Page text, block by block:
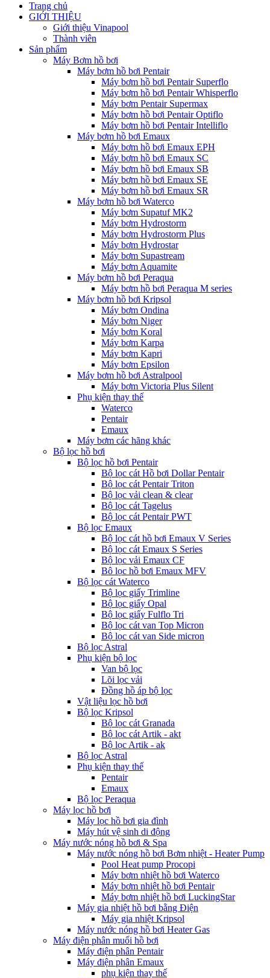
Trang chủ
GIỚI THIỆU
Giới thiệu Vinapool
Thành viên
Sản phẩm
Máy Bơm hồ bơi
Máy bơm hồ bơi Pentair
Máy bơm hồ bơi Pentair Superflo
Máy bơm hồ bơi Pentair Whisperflo
Máy bơm Pentair Supermax
Máy bơm hồ bơi Pentair Optiflo
Máy bơm hồ bơi Pentair Intelliflo
Máy bơm hồ bơi Emaux
Máy bơm hồ bơi Emaux EPH
Máy bơm hồ bơi Emaux SC
Máy bơm hồ bơi Emaux SB
Máy bơm hồ bơi Emaux SE
Máy bơm hồ bơi Emaux SR
Máy bơm hồ bơi Waterco
Máy bơm Supatuf MK2
Máy bơm Hydrostorm
Máy bơm Hydrostorm Plus
Máy bơm Hydrostar
Máy bơm Supastream
Máy bơm Aquamite
Máy bơm hồ bơi Peraqua
Máy bơm hồ bơi Peraqua M series
Máy bơm hồ bơi Kripsol
Máy bơm Ondina
Máy bơm Niger
Máy bơm Koral
Máy bơm Karpa
Máy bơm Kapri
Máy bơm Epsilon
Máy bơm hồ bơi Astralpool
Máy bơm Victoria Plus Silent
Phụ kiện thay thế
Waterco
Pentair
Emaux
Máy bơm các hãng khác
Bộ lọc hồ bơi
Bộ lọc hồ bơi Pentair
Bộ lọc cát Hồ bơi Dollar Pentair
Bộ lọc cát Pentair Triton
Bộ lọc vải clean & clear
Bộ lọc cát Tagelus
Bộ lọc cát Pentair PWT
Bộ lọc Emaux
Bộ lọc cát hồ bơi Emaux V Series
Bộ lọc cát Emaux S Series
Bộ lọc vải Emaux CF
Bô lọc hồ bơi Emaux MFV
Bộ lọc cát Waterco
Bộ lọc giấy Trimline
Bộ lọc giấy Opal
Bộ lọc giấy Fulflo Tri
Bộ lọc cát van Top Micron
Bộ lọc cát van Side micron
Bộ lọc Astral
Phụ kiện bộ lọc
Van bộ lọc
Lõi lọc vải
Đồng hồ áp bộ lọc
Vật liệu lọc hồ bơi
Bộ lọc Kripsol
Bộ lọc cát Granada
Bộ lọc cát Artik - akt
Bộ lọc Artik - ak
Bộ lọc Astral
Phụ kiện thay thế
Pentair
Emaux
Bộ lọc Peraqua
Máy lọc hồ bơi
Máy lọc hồ bơi gia đình
Máy hút vệ sinh di động
Máy nước nóng hồ bơi & Spa
Máy nước nóng hồ bơi Bơm nhiệt - Heater Pump
Pool Heat pump Procopi
Máy bơm nhiệt hồ bơi Waterco
Máy bơm nhiệt hồ bơi Pentair
Máy bơm nhiệt hồ bơi LuckingStar
Máy gia nhiệt hồ bơi bằng Điện
Máy gia nhiệt Kripsol
Máy nước nóng hồ bơi Heater Gas
Máy điện phân muối hồ bơi
Máy điện phân Pentair
Máy điện phân Emaux
phụ kiện thay thế